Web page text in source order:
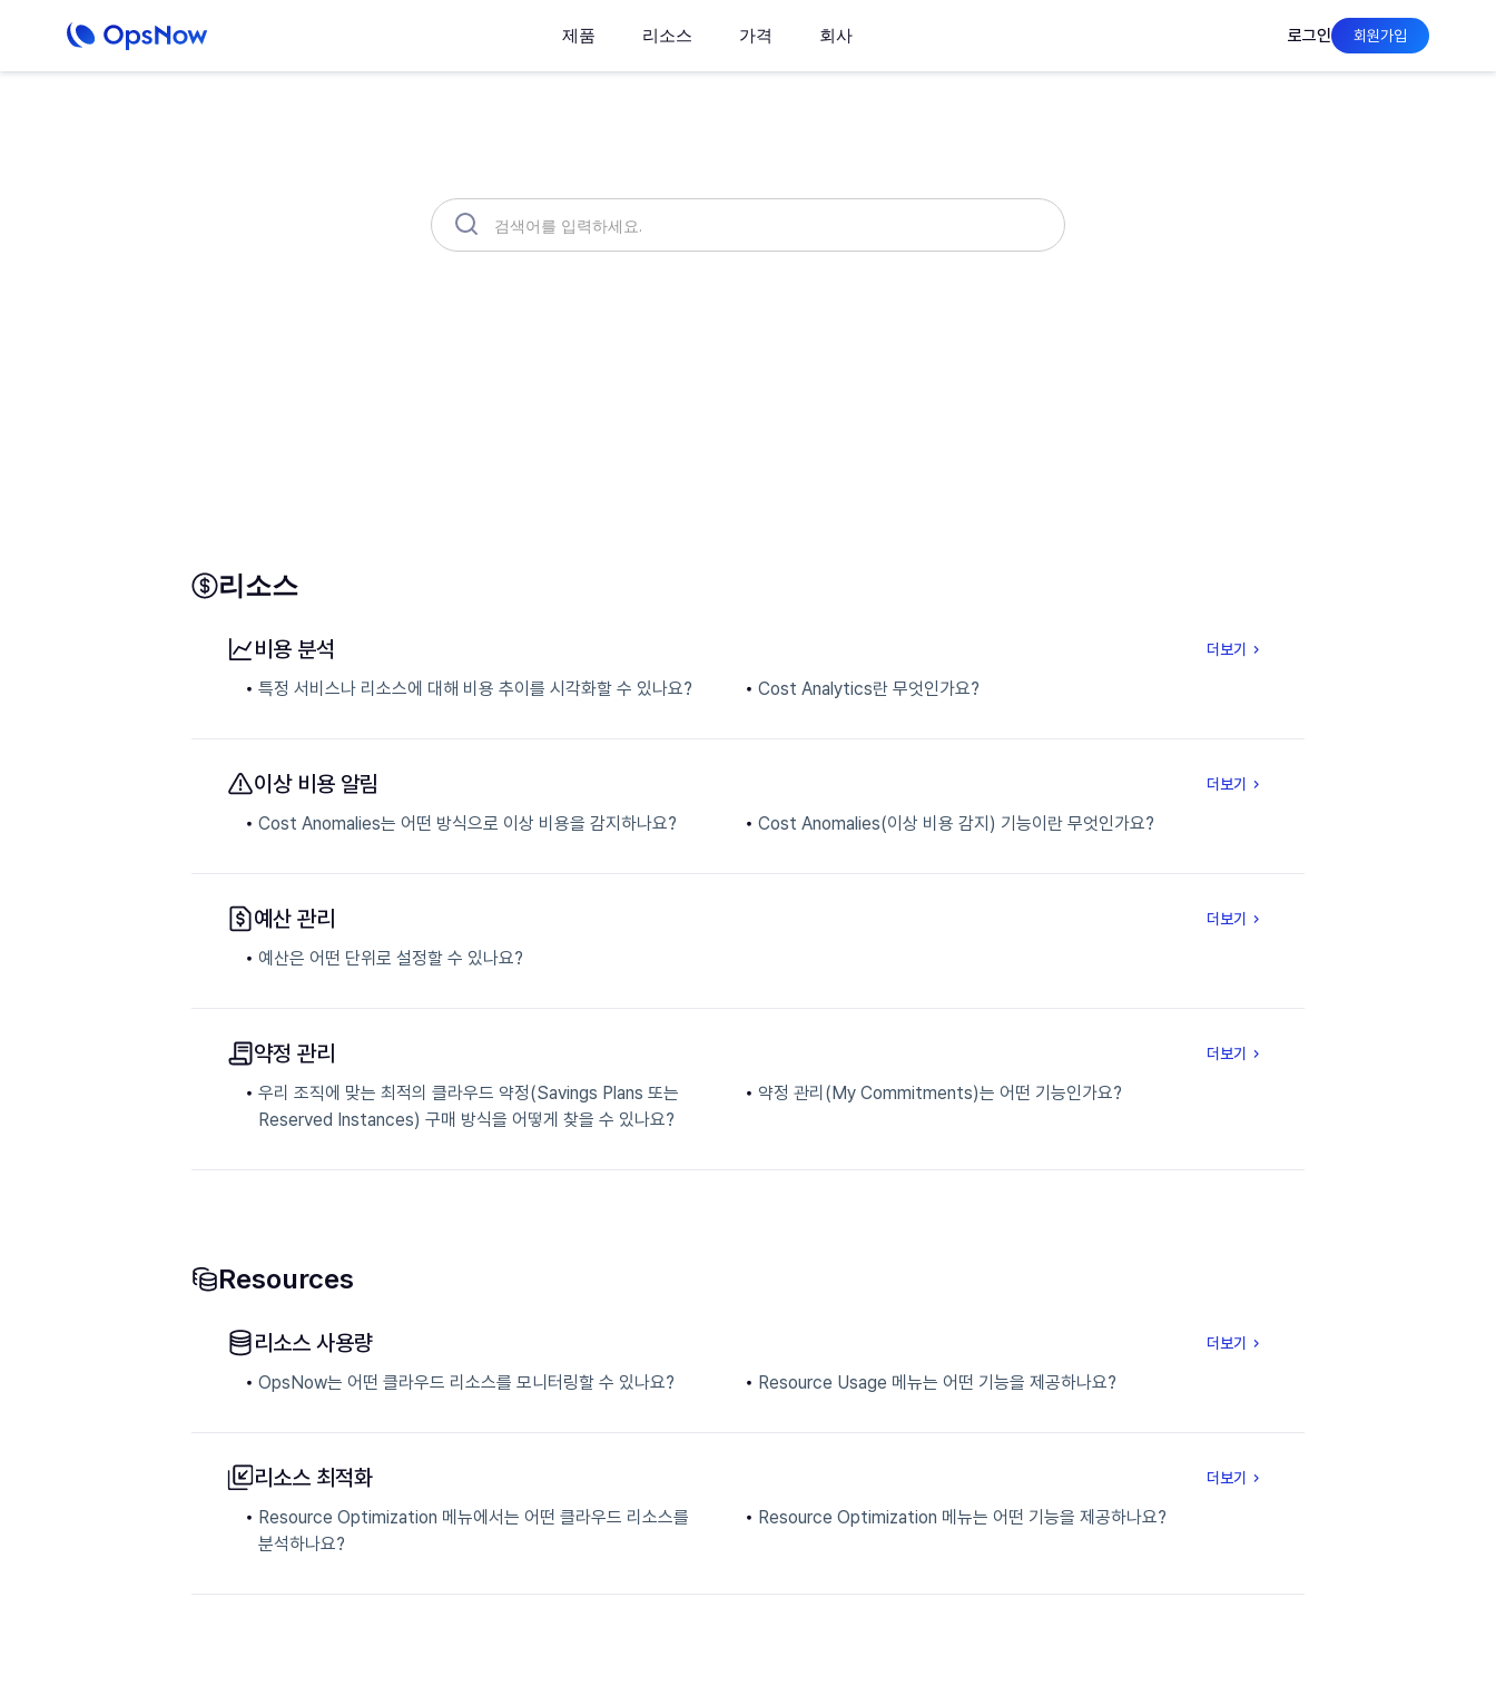
제품 리소스 가격 회사 로그인 회원가입
리소스
비용 분석 더보기
특정 서비스나 리소스에 대해 비용 추이를 시각화할 수 있나요? Cost Analytics란 무엇인가요?
이상 비용 알림 더보기
Cost Anomalies는 어떤 방식으로 이상 비용을 감지하나요? Cost Anomalies(이상 비용 감지) 기능이란 무엇인가요?
예산 관리 더보기
예산은 어떤 단위로 설정할 수 있나요?
약정 관리 더보기
우리 조직에 맞는 최적의 클라우드 약정(Savings Plans 또는
Reserved Instances) 구매 방식을 어떻게 찾을 수 있나요?
약정 관리(My Commitments)는 어떤 기능인가요?
Resources
리소스 사용량 더보기
OpsNow는 어떤 클라우드 리소스를 모니터링할 수 있나요? Resource Usage 메뉴는 어떤 기능을 제공하나요?
리소스 최적화 더보기
Resource Optimization 메뉴에서는 어떤 클라우드 리소스를
분석하나요?
Resource Optimization 메뉴는 어떤 기능을 제공하나요?